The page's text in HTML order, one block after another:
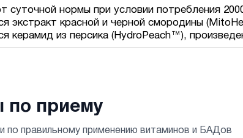
суточной нормы при условии потребления
экстракт красной и черной смородины
керамид из персика (HydroPeach™),
по приему
по правильному применению витаминов и БАДов